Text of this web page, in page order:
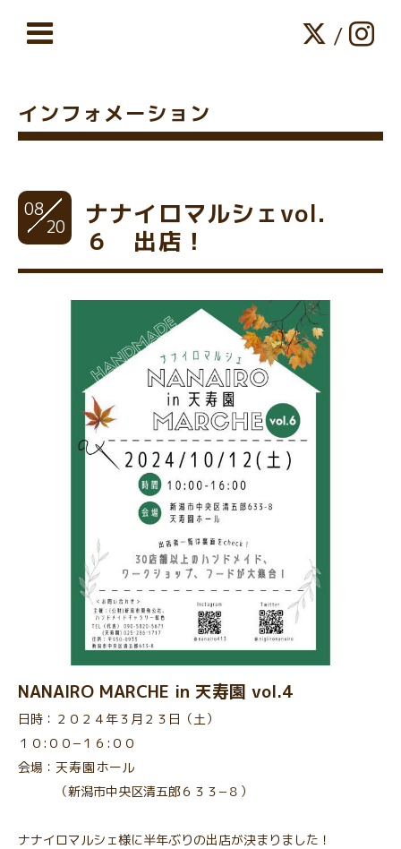
/
インフォメーション
08
20
ナナイロマルシェvol.
６ 出店！
NANAIRO MARCHE in 天寿園 vol.4
日時：２０２４年３月２３日（土）
１０:００−１６:００
会場： 天寿園 ホール
（新潟市中央区清五郎６３３−８）
ナナイロマルシェ様に半年ぶりの出店が決まりました！